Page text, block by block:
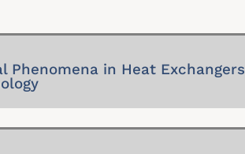
Phenomena in Heat Exchangers